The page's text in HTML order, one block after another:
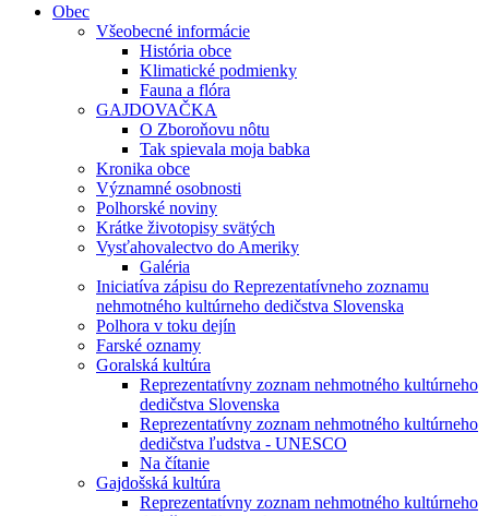
Obec
Všeobecné informácie
História obce
Klimatické podmienky
Fauna a flóra
GAJDOVAČKA
O Zboroňovu nôtu
Tak spievala moja babka
Kronika obce
Významné osobnosti
Polhorské noviny
Krátke životopisy svätých
Vysťahovalectvo do Ameriky
Galéria
Iniciatíva zápisu do Reprezentatívneho zoznamu
nehmotného kultúrneho dedičstva Slovenska
Polhora v toku dejín
Farské oznamy
Goralská kultúra
Reprezentatívny zoznam nehmotného kultúrneho
dedičstva Slovenska
Reprezentatívny zoznam nehmotného kultúrneho
dedičstva ľudstva - UNESCO
Na čítanie
Gajdošská kultúra
Reprezentatívny zoznam nehmotného kultúrneho